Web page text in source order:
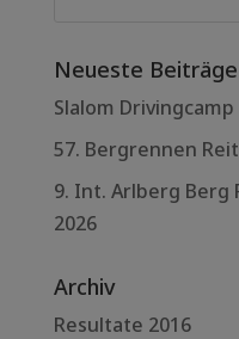
Neueste Beiträge
Slalom Drivingcamp
57. Bergrennen
9. Int. Arlberg Berg
2026
Archiv
Resultate 2016